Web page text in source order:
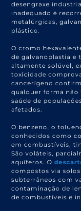
desengraxe
inadequado é
metalúrgicas,
plástico.
O cromo
de galvanoplastia e
altamente solúvel,
toxicidade
cancerígeno
qualquer forma não
saúde de
afetados.
O benzeno, o
conhecidos como
em combustíveis,
São voláteis,
aquíferos. O
compostos via
subterrâneos com
contaminação de
de combustíveis e